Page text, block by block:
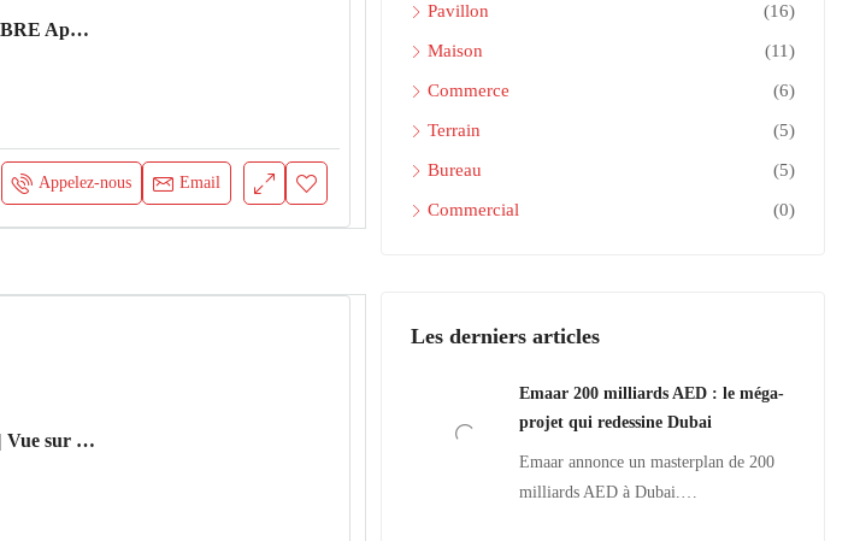
VUE SUR BURJ KHALIFA | NEUF | LIBRE Appartement Dubai
Appelez-nous Email
Libre | Étage élevé | Entièrement meublé | Vue sur l’eau Appartement Dubai
Pavillon (16)
Maison (11)
Commerce (6)
Terrain (5)
Bureau (5)
Commercial (0)
Les derniers articles
Emaar 200 milliards AED : le méga-
projet qui redessine Dubai
Emaar annonce un masterplan de 200
milliards AED à Dubai.…